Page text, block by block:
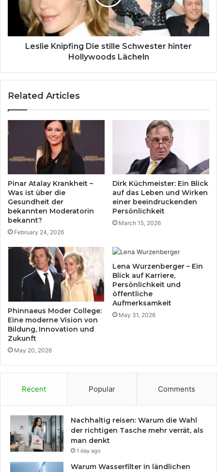
hinter
Hollywoods
Lächeln
Leslie Knipfing Die stille Schwester hinter
Hollywoods Lächeln
Related Articles
Pinar Atalay Krankheit –
Was ist über die
Gesundheit der
bekannten Moderatorin
bekannt?
February 24, 2026
Dirk Küchmeister: Ein Blick
auf das Leben und Wirken
einer beeindruckenden
Persönlichkeit
March 15, 2026
Phinnaeus Moder College:
Eine moderne Vision von
Bildung, Innovation und
Zukunft
May 20, 2026
Lena Wurzenberger – Ein
Blick auf Karriere,
Persönlichkeit und
öffentliche
Aufmerksamkeit
May 31, 2026
Recent Popular Comments
Nachhaltig reisen: Warum die Wahl
der richtigen Tasche mehr verrät, als
man denkt
1 day ago
Warum Wasserfilter in ländlichen